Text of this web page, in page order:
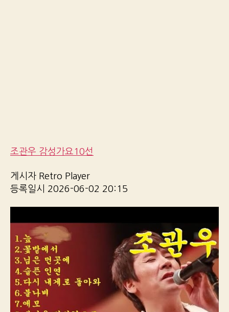
조관우 감성가요10선
게시자 Retro Player
등록일시 2026-06-02 20:15